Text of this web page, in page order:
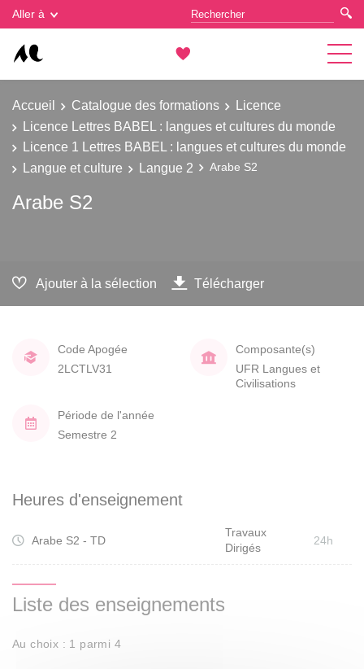
Aller à
Accueil Catalogue des formations
Licence
Licence Lettres BABEL : langues et cultures du monde
Licence 1 Lettres BABEL : langues et cultures du monde
Langue et culture
Langue 2 Arabe S2
Arabe S2
Ajouter à la sélection Télécharger
Code Apogée
2LCTLV31
Composante(s)
UFR Langues et
Civilisations
Période de l'année
Semestre 2
Heures d'enseignement
Arabe S2 - TD
Travaux
Dirigés
24h
Liste des enseignements
Au choix : 1 parmi 4
Gestion des cookies